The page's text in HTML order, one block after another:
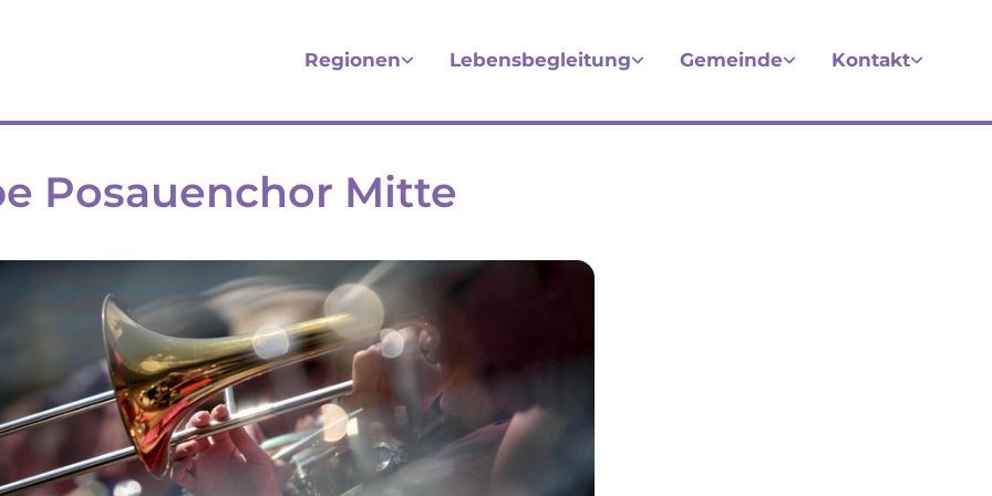
Regionen Lebensbegleitung Gemeinde Kontakt
Posauenchor Mitte